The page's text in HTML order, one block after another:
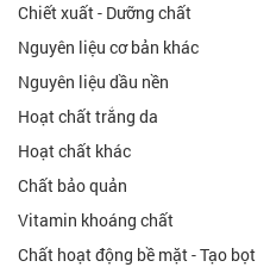
Chiết xuất - Dưỡng chất
Nguyên liệu cơ bản khác
Nguyên liệu dầu nền
Hoạt chất trắng da
Hoạt chất khác
Chất bảo quản
Vitamin khoáng chất
Chất hoạt động bề mặt - Tạo bọt